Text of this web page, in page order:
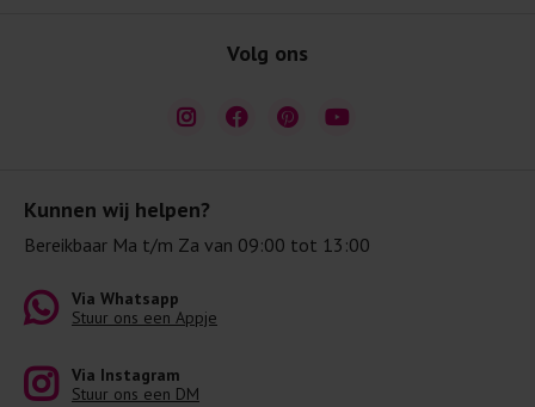
Kunnen wij helpen?
Bereikbaar Ma t/m Za van 09:00 tot 13:00
Via Whatsapp
Stuur ons een Appje
Via Instagram
Stuur ons een DM
Volg ons